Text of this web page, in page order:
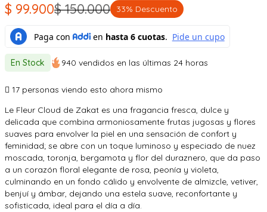
$150.000
El
precio
original
era:
$ 150.000.
$ 99.900
El
precio
actual
es:
$ 99.900.
33% Descuento
En Stock 940 vendidos en las últimas 24 horas
17 personas viendo esto ahora mismo
Le Fleur Cloud de Zakat es una fragancia fresca, dulce y
delicada que combina armoniosamente frutas jugosas y flores
suaves para envolver la piel en una sensación de confort y
feminidad; se abre con un toque luminoso y especiado de nuez
moscada, toronja, bergamota y flor del duraznero, que da paso
a un corazón floral elegante de rosa, peonía y violeta,
culminando en un fondo cálido y envolvente de almizcle, vetiver,
benjuí y ámbar, dejando una estela suave, reconfortante y
sofisticada, ideal para el día a día.